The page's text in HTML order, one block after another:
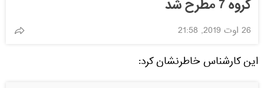
گروه 7 مطرح شد
26 اوت 2019, 21:58
این کارشناس خاطرنشان کرد: